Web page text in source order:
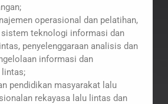
operasional dan pelatihan,
sistem teknologi informasi dan
penyelenggaraan analisis dan
informasi dan
pendidikan masyarakat lalu
rekayasa lalu lintas dan